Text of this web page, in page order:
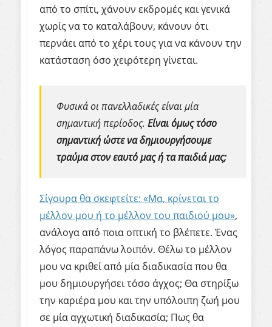
από το σπίτι, χάνουν εκδρομές και γενικά
χωρίς να το καταλάβουν, κάνουν ότι
περνάει από το χέρι τους για να κάνουν την
κατάσταση όσο χειρότερη γίνεται.
Φυσικά οι πανελλαδικές είναι μία
σημαντική περίοδος. Είναι όμως τόσο
σημαντική ώστε να δημιουργήσουμε
τραύμα στον εαυτό μας ή τα παιδιά μας;
Σίγουρα θα σκεφτείτε: «Μα, κρίνεται το
μέλλον μου ή το μέλλον του παιδιού μου»,
ανάλογα από ποια οπτική το βλέπετε. Ένας
λόγος παραπάνω λοιπόν. Θέλω το μέλλον
μου να κριθεί από μία διαδικασία που θα
μου δημιουργήσει τόσο άγχος; Θα στηρίξω
την καριέρα μου και την υπόλοιπη ζωή μου
σε μία αγχωτική διαδικασία; Πως θα